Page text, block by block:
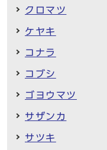
クロマツ
ケヤキ
コナラ
コブシ
ゴヨウマツ
サザンカ
サツキ